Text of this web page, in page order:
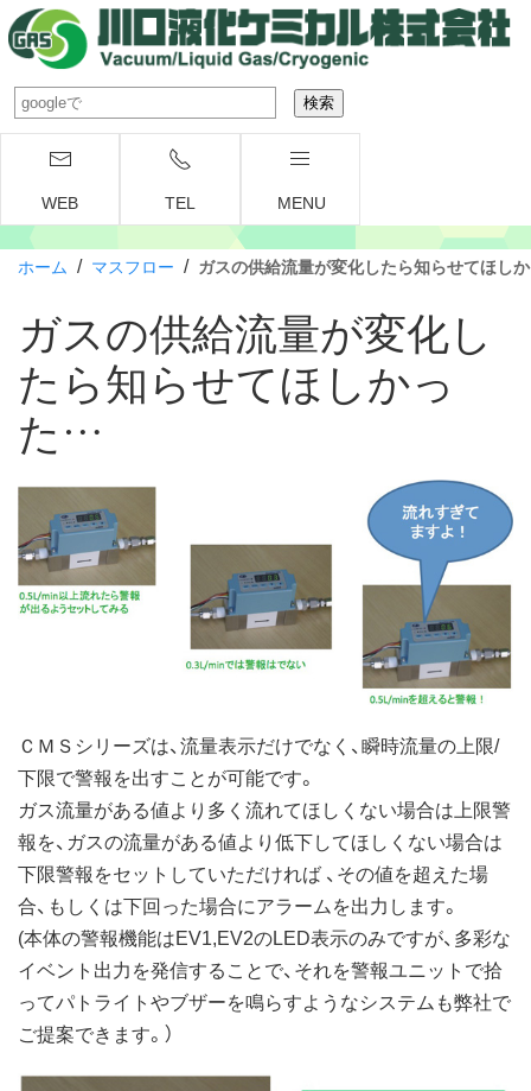
WEB TEL MENU
ホーム / マスフロー / ガスの供給流量が変化したら知らせてほし
ガスの供給流量が変化し
たら知らせてほしかっ
た…
ＣＭＳシリーズは、流量表示だけでなく、瞬時流量の上限/
下限で警報を出すことが可能です。
ガス流量がある値より多く流れてほしくない場合は上限警
報を、ガスの流量がある値より低下してほしくない場合は
下限警報をセットしていただければ 、その値を超えた場
合、もしくは下回った場合にアラームを出力します。
(本体の警報機能はEV1,EV2のLED表示のみですが、多彩な
イベント出力を発信することで、それを警報ユニットで拾
ってパトライトやブザーを鳴らすようなシステムも弊社で
ご提案できます。）